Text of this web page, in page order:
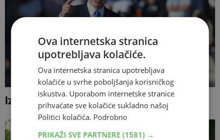
Izrael odbacio Trumpov plan za Gazu
Ova internetska stranica
upotrebljava kolačiće.
Ova internetska stranica upotrebljava
kolačiće u svrhe poboljšanja korisničkog
iskustva. Uporabom internetske stranice
prihvaćate sve kolačiće sukladno našoj
Politici kolačića. Podrobno
PRIKAŽI SVE PARTNERE (1581) →